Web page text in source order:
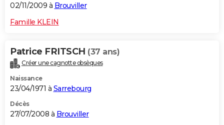
02/11/2009 à Brouviller
Famille KLEIN
Patrice FRITSCH (37 ans)
Créer une cagnotte obsèques
Naissance
23/04/1971 à Sarrebourg
Décès
27/07/2008 à Brouviller